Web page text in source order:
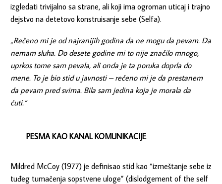
izgledati trivijalno sa strane, ali koji ima ogroman uticaj i trajno
dejstvo na detetovo konstruisanje sebe (Selfa).
„Rečeno mi je od najranijih godina da ne mogu da pevam. Da
nemam sluha. Do desete godine mi to nije značilo mnogo,
uprkos tome sam pevala, ali onda je ta poruka doprla do
mene. To je bio stid u javnosti – rečeno mi je da prestanem
da pevam pred svima. Bila sam jedina koja je morala da
ćuti.“
PESMA KAO KANAL KOMUNIKACIJE
Mildred McCoy (1977) je definisao stid kao “izmeštanje sebe iz
tuđeg tumačenja sopstvene uloge” (dislodgement of the self